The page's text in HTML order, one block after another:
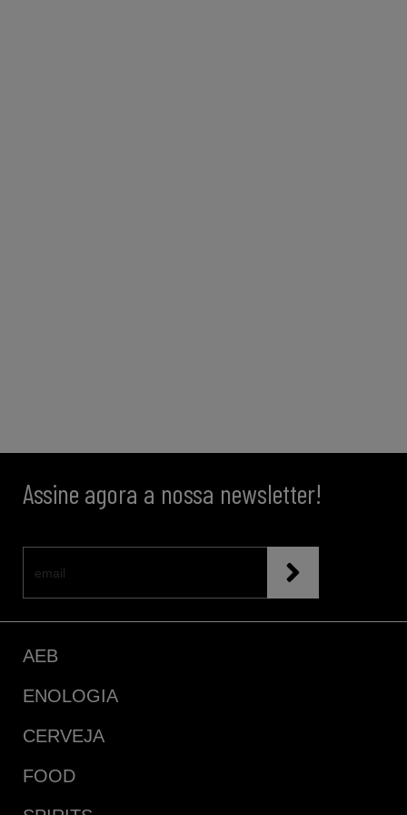
Assine agora a nossa newsletter!
AEB
ENOLOGIA
CERVEJA
FOOD